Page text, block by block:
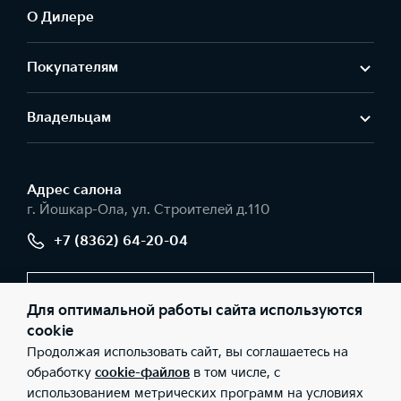
Электрорегулировка рулевой колонки с функцией памяти
Премиальная аудиосистема Lexicon с 16 динамиками,
сабвуфером и внешним усилителем
Система кругового обзора с 4 камерами (SVM)
Автономный режим
"Гостевой" режим
Информация о пробках
Построение маршрута с учетом пробок
О Дилере
Покупателям
Владельцам
Адрес салонa
г. Йошкар-Ола, ул. Строителей д.110
+7 (8362) 64-20-04
© 2026 Юридические лица ООО «АВТО-5» (Фактический адрес:
г. Йошкар-Ола, ул. Строителей д.110; Телефон: +7 (8362) 64-20-
04; ИНН: 1215104114; ОГРН: 1051200088940), ООО «Киа Россия и
Для оптимальной работы сайта используются
cookie
Продолжая использовать сайт, вы соглашаетесь на
обработку cookie-файлов в том числе, с
использованием метрических программ на условиях